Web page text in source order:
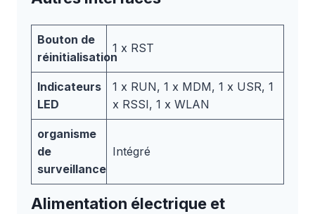
Bouton de
réinitialisation
1 x RST
Indicateurs
LED
1 x RUN, 1 x MDM, 1 x USR, 1
x RSSI, 1 x WLAN
organisme
de
surveillance
Intégré
Alimentation électrique et